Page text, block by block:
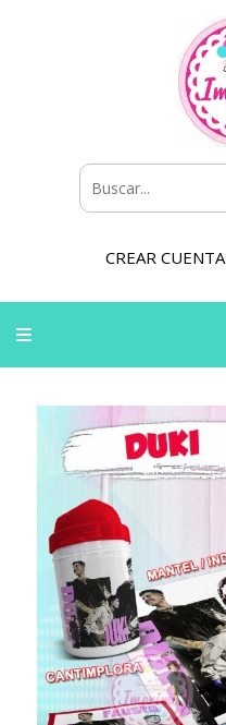
CREAR CUENTA